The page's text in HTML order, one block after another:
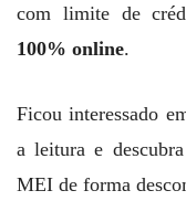
com limite de
100% online.
Ficou interessado
a leitura e
MEI de forma